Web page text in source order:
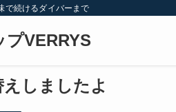
で続けるダイバーまで
VERRYS
えしましたよ